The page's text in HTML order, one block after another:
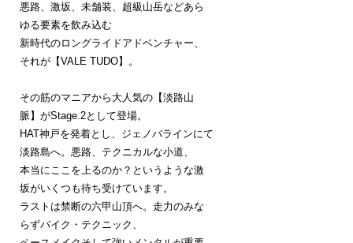
悪路、激坂、未舗装、超級山岳などあら
ゆる要素を飲み込む
新時代のロングライドアドベンチャー、
それが【VALE TUDO】。
その筋のマニアから大人気の【淡路山
脈】がStage.2として登場。
HAT神戸を発着とし、ジェノバラインにて
淡路島へ。悪路、テクニカルな小道、
本当にここを上るのか？というような激
坂がいくつも待ち受けています。
ラストは禁断の六甲山頂へ。走力のみな
らずバイク・テクニック、